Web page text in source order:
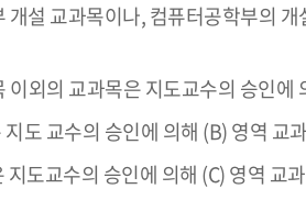
설 교과목이나, 컴퓨터공학부의
외의 교과목은 지도교수의 승인에
도 교수의 승인에 의해 (B) 영역 교
도교수의 승인에 의해 (C) 영역 교